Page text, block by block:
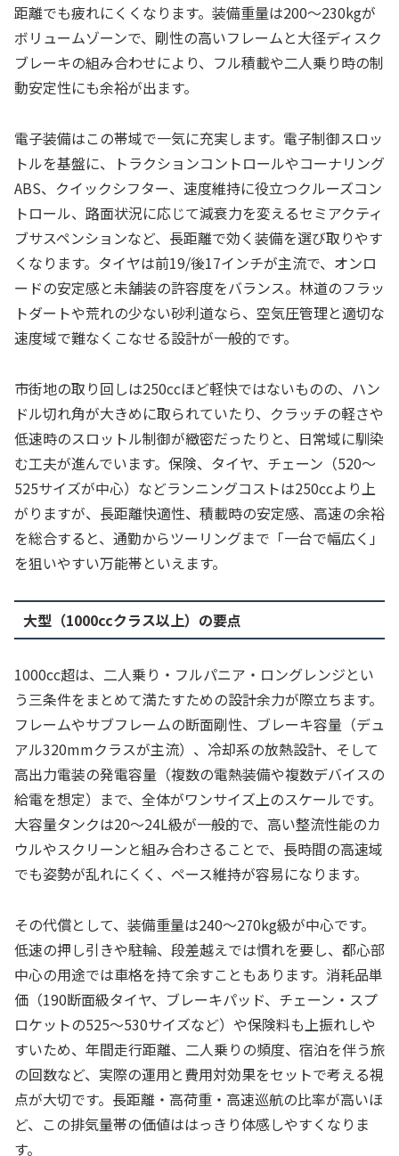
距離でも疲れにくくなります。装備重量は200〜230kgが
ボリュームゾーンで、剛性の高いフレームと大径ディスク
ブレーキの組み合わせにより、フル積載や二人乗り時の制
動安定性にも余裕が出ます。
電子装備はこの帯域で一気に充実します。電子制御スロッ
トルを基盤に、トラクションコントロールやコーナリング
ABS、クイックシフター、速度維持に役立つクルーズコン
トロール、路面状況に応じて減衰力を変えるセミアクティ
ブサスペンションなど、長距離で効く装備を選び取りやす
くなります。タイヤは前19/後17インチが主流で、オンロ
ードの安定感と未舗装の許容度をバランス。林道のフラッ
トダートや荒れの少ない砂利道なら、空気圧管理と適切な
速度域で難なくこなせる設計が一般的です。
市街地の取り回しは250ccほど軽快ではないものの、ハン
ドル切れ角が大きめに取られていたり、クラッチの軽さや
低速時のスロットル制御が緻密だったりと、日常域に馴染
む工夫が進んでいます。保険、タイヤ、チェーン（520〜
525サイズが中心）などランニングコストは250ccより上
がりますが、長距離快適性、積載時の安定感、高速の余裕
を総合すると、通勤からツーリングまで「一台で幅広く」
を狙いやすい万能帯といえます。
大型（1000ccクラス以上）の要点
1000cc超は、二人乗り・フルパニア・ロングレンジとい
う三条件をまとめて満たすための設計余力が際立ちます。
フレームやサブフレームの断面剛性、ブレーキ容量（デュ
アル320mmクラスが主流）、冷却系の放熱設計、そして
高出力電装の発電容量（複数の電熱装備や複数デバイスの
給電を想定）まで、全体がワンサイズ上のスケールです。
大容量タンクは20〜24L級が一般的で、高い整流性能のカ
ウルやスクリーンと組み合わさることで、長時間の高速域
でも姿勢が乱れにくく、ペース維持が容易になります。
その代償として、装備重量は240〜270kg級が中心です。
低速の押し引きや駐輪、段差越えでは慣れを要し、都心部
中心の用途では車格を持て余すこともあります。消耗品単
価（190断面級タイヤ、ブレーキパッド、チェーン・スプ
ロケットの525〜530サイズなど）や保険料も上振れしや
すいため、年間走行距離、二人乗りの頻度、宿泊を伴う旅
の回数など、実際の運用と費用対効果をセットで考える視
点が大切です。長距離・高荷重・高速巡航の比率が高いほ
ど、この排気量帯の価値ははっきり体感しやすくなりま
す。